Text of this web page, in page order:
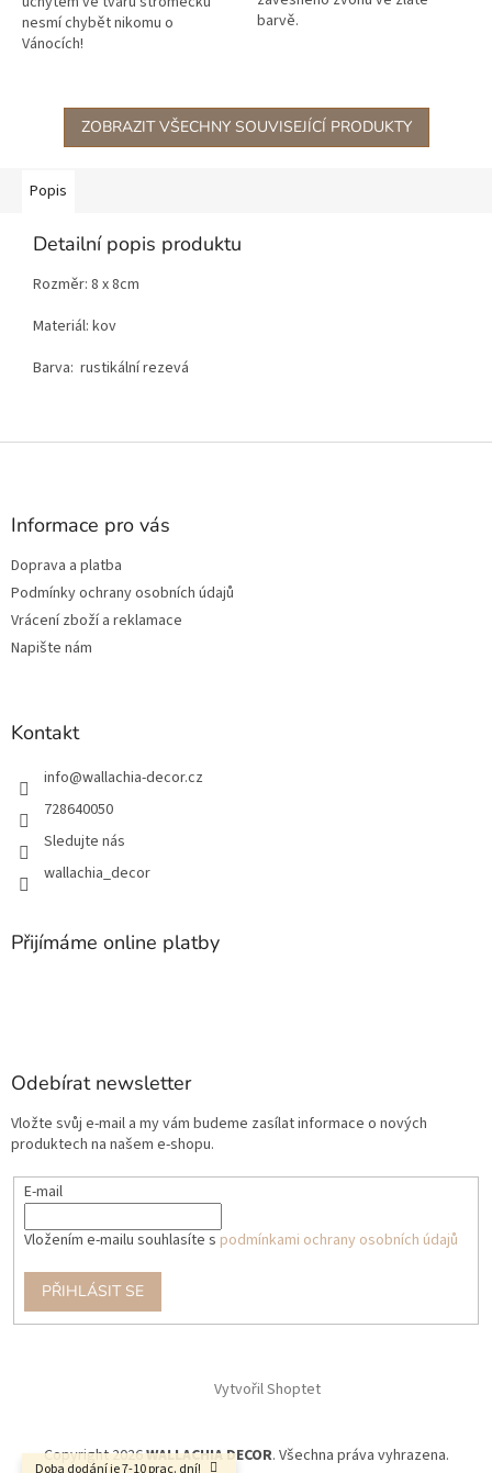
nesmí chybět nikomu o
Vánocích!
barvě.
ZOBRAZIT VŠECHNY SOUVISEJÍCÍ PRODUKTY
Popis
Detailní popis produktu
Rozměr: 8 x 8cm
Materiál: kov
Barva: rustikální rezevá
Z
Informace pro vás
Doprava a platba
Podmínky ochrany osobních údajů
Vrácení zboží a reklamace
Napište nám
Kontakt
info@wallachia-decor.cz
728640050
Sledujte nás
wallachia_decor
Přijímáme online platby
Odebírat newsletter
Vložte svůj e-mail a my vám budeme zasílat informace o nových
produktech na našem e-shopu.
E-mail
Vložením e-mailu souhlasíte s podmínkami ochrany osobních údajů
PŘIHLÁSIT SE
Vytvořil Shoptet
Copyright 2026WALLACHIA DECOR. Všechna práva vyhrazena.